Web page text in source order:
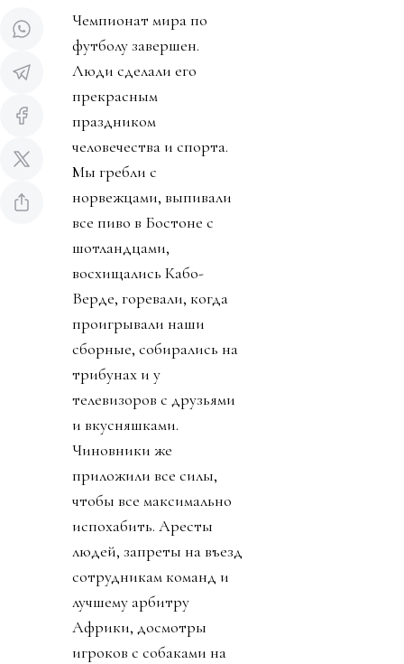
Чемпионат мира по
футболу завершен.
Люди сделали его
прекрасным
праздником
человечества и спорта.
Мы гребли с
норвежцами, выпивали
все пиво в Бостоне с
шотландцами,
восхищались Кабо-
Верде, горевали, когда
проигрывали наши
сборные, собирались на
трибунах и у
телевизоров с друзьями
и вкусняшками.
Чиновники же
приложили все силы,
чтобы все максимально
испохабить. Аресты
людей, запреты на въезд
сотрудникам команд и
лучшему арбитру
Африки, досмотры
игроков с собаками на